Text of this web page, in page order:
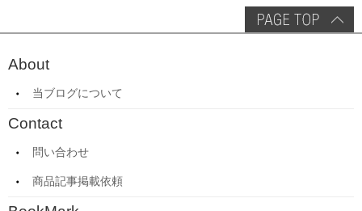
About
当ブログについて
Contact
問い合わせ
商品記事掲載依頼